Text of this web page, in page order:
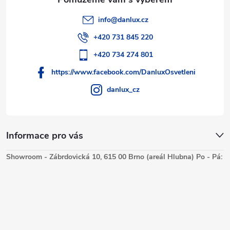
Informace pro vás
info@danlux.cz
+420 731 845 220
+420 734 274 801
https://www.facebook.com/DanluxOsvetleni
danlux_cz
Showroom - Zábrdovická 10, 615 00 Brno (areál Hlubna) Po - Pá: